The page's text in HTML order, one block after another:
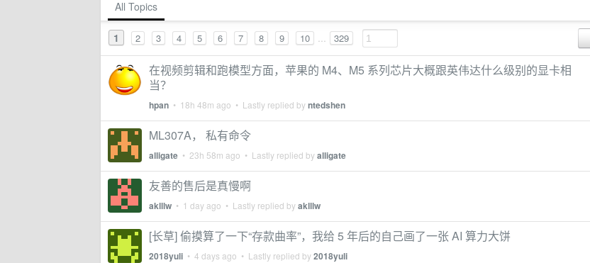
All Topics
1 2 3 4 5 6 7 8 9 10 ... 329
在视频剪辑和跑模型方面，苹果的 M4、M5 系列芯片大概跟英伟达什么级别的显卡相
当？
hpan • 18h 48m ago • Lastly replied byntedshen
ML307A， 私有命令
alligate • 23h 58m ago • Lastly replied byalligate
友善的售后是真慢啊
aklllw • 1 day ago • Lastly replied byaklllw
[长草] 偷摸算了一下“存款曲率”，我给 5 年后的自己画了一张 AI 算力大饼
2018yuli • 4 days ago • Lastly replied by2018yuli